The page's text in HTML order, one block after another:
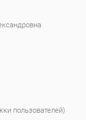
пользователей)